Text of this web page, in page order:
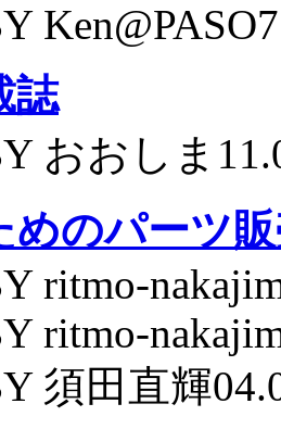
誌
おおしま
めのパーツ
ritmo-
ritmo-
須田直輝